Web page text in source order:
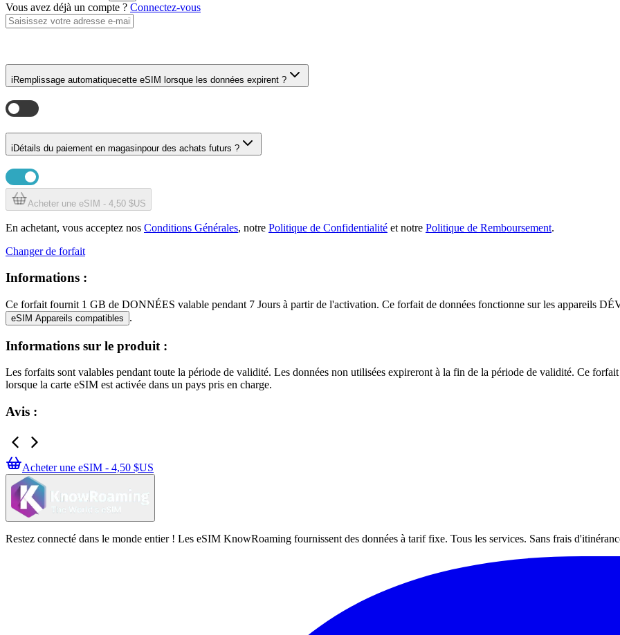
Vous avez déjà un compte ? Connectez-vous
i Remplissage automatiquecette eSIM lorsque les données expirent ?
i Détails du paiement en magasinpour des achats futurs ?
Acheter une eSIM - 4,50 $US
En achetant, vous acceptez nos Conditions Générales, notre Politique de Confidentialité et notre Politique de Remboursement.
Changer de forfait
Informations :
Ce forfait fournit 1 GB de DONNÉES valable pendant 7 Jours à partir de l'activation. Ce forfait de données fonctionne sur les appareils
eSIM Appareils compatibles .
Informations sur le produit :
Les forfaits sont valables pendant toute la période de validité. Les données non utilisées expireront à la fin de la période de validité. Ce
lorsque la carte eSIM est activée dans un pays pris en charge.
Avis :
Acheter une eSIM - 4,50 $US
Restez connecté dans le monde entier ! Les eSIM KnowRoaming fournissent des données à tarif fixe. Tous les services. Sans frais